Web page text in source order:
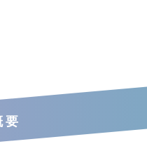
要